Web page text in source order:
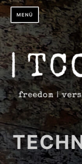
Zum
Inhalt
springen
MENÜ